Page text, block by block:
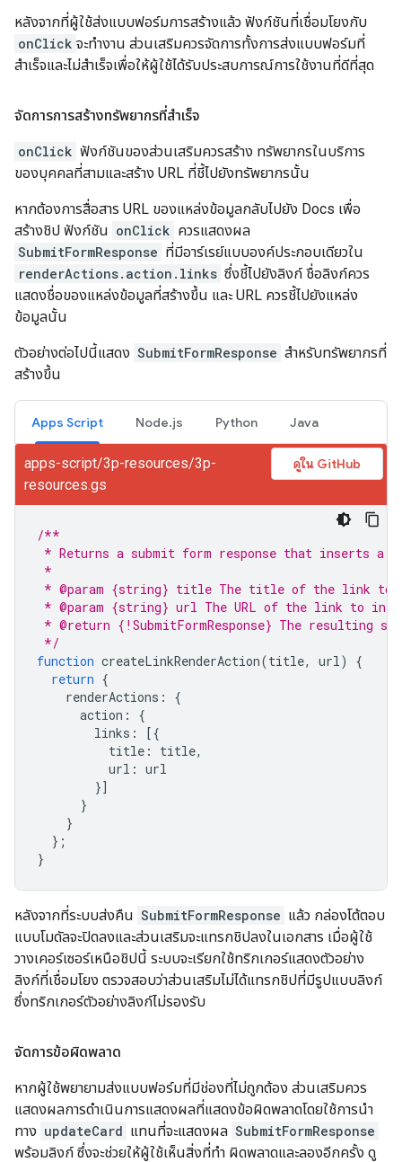
หลังจากที่ผู้ใช้ส่งแบบฟอร์มการสร้างแล้ว ฟังก์ชันที่เชื่อมโยงกับ
onClick จะทํางาน ส่วนเสริมควรจัดการทั้งการส่งแบบฟอร์มที่
สำเร็จและไม่สำเร็จเพื่อให้ผู้ใช้ได้รับประสบการณ์การใช้งานที่ดีที่สุด
จัดการการสร้างทรัพยากรที่สำเร็จ
onClick ฟังก์ชันของส่วนเสริมควรสร้าง ทรัพยากรในบริการ
ของบุคคลที่สามและสร้าง URL ที่ชี้ไปยังทรัพยากรนั้น
หากต้องการสื่อสาร URL ของแหล่งข้อมูลกลับไปยัง Docs เพื่อ
สร้างชิป ฟังก์ชัน onClick ควรแสดงผล
SubmitFormResponse ที่มีอาร์เรย์แบบองค์ประกอบเดียวใน
renderActions.action.links ซึ่งชี้ไปยังลิงก์ ชื่อลิงก์ควร
แสดงชื่อของแหล่งข้อมูลที่สร้างขึ้น และ URL ควรชี้ไปยังแหล่ง
ข้อมูลนั้น
ตัวอย่างต่อไปนี้แสดง SubmitFormResponse สำหรับทรัพยากรที่
สร้างขึ้น
Apps Script Node.js Python Java
apps-script/3p-resources/3p-
resources.gs
ดูใน GitHub
/**
* Returns a submit form response that inserts a
*
* @param {string} title The title of the link to
* @param {string} url The URL of the link to
* @return {!SubmitFormResponse} The resulting
*/
function createLinkRenderAction(title, url )
{
return {
renderActions :
{
action :
{
links :
[{
title : title,
url : url
}]
}
}
};
}
หลังจากที่ระบบส่งคืน SubmitFormResponse แล้ว กล่องโต้ตอบ
แบบโมดัลจะปิดลงและส่วนเสริมจะแทรกชิปลงในเอกสาร เมื่อผู้ใช้
วางเคอร์เซอร์เหนือชิปนี้ ระบบจะเรียกใช้ทริกเกอร์แสดงตัวอย่าง
ลิงก์ที่เชื่อมโยง ตรวจสอบว่าส่วนเสริมไม่ได้แทรกชิปที่มีรูปแบบลิงก์
ซึ่งทริกเกอร์ตัวอย่างลิงก์ไม่รองรับ
จัดการข้อผิดพลาด
หากผู้ใช้พยายามส่งแบบฟอร์มที่มีช่องที่ไม่ถูกต้อง ส่วนเสริมควร
แสดงผลการดำเนินการแสดงผลที่แสดงข้อผิดพลาดโดยใช้การนำ
ทาง updateCard แทนที่จะแสดงผล SubmitFormResponse
พร้อมลิงก์ ซึ่งจะช่วยให้ผู้ใช้เห็นสิ่งที่ทำ ผิดพลาดและลองอีกครั้ง ดู